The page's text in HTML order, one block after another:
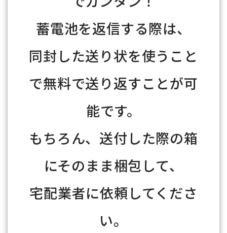
蓄電池を返信する際は、
同封した送り状を使うこと
で無料で送り返すことが可
能です。
もちろん、送付した際の箱
にそのまま梱包して、
宅配業者に依頼してくださ
い。